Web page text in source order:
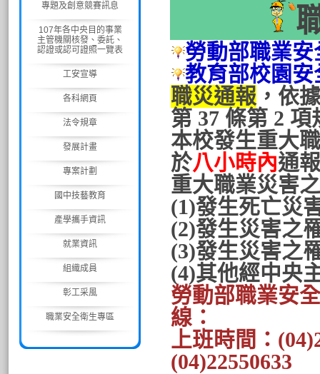
專題及創意競賽訊息
107年各中央目的事業
主管機關核發、委託、
認證或認可證照一覽表
工安宣導
各科網頁
法令規章
發展計畫
專案計劃
國中技藝教育
產學攜手資訊
就業資訊
組織成員
彰工采風
職業安全衛生專區
勞動部職業
教育部校園
職災通報 ，依
第 37 條第 2 項
本校發生重大
於八小時內通
重大職業災害
(1)發生死亡災
(2)發生災害之
(3)發生災害之
(4)其他經中央
勞動部職業安
線：
上班時間：
(04)22550633